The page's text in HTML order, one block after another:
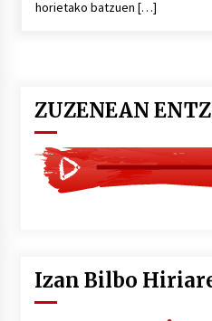
da
2026/07/07
horietako batzuen […]
ZUZENEAN
Izan Bilbo